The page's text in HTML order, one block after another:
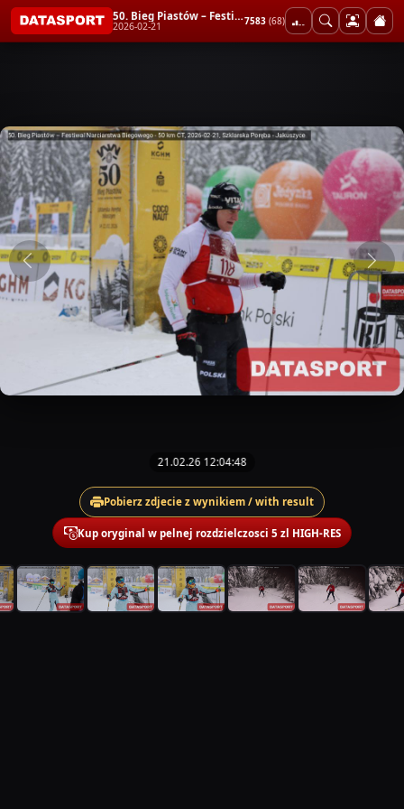
50. Bieg Piastów – Festiwal Narciarstwa Biegowego - 50 km CT
2026-02-21 7583 (68)
21.02.26 12:04:48
Pobierz zdjecie z wynikiem / with result
Kup oryginal w pelnej rozdzielczosci 5 zl HIGH-RES